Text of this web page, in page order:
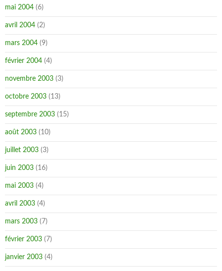
mai 2004 (6)
avril 2004 (2)
mars 2004 (9)
février 2004 (4)
novembre 2003 (3)
octobre 2003 (13)
septembre 2003 (15)
août 2003 (10)
juillet 2003 (3)
juin 2003 (16)
mai 2003 (4)
avril 2003 (4)
mars 2003 (7)
février 2003 (7)
janvier 2003 (4)